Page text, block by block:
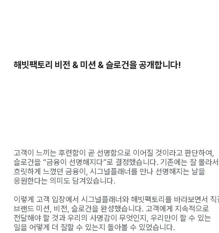
해빗팩토리 비전 & 미션 & 슬로건을 공개합니다!
고객이 느끼는 후련함이 곧 선명함으로 이어질 것이라고 판단하여,
슬로건을 “금융이 선명해지다”로 결정했습니다. 기존에는 잘 몰라서
흐릿하게 느꼈던 금융이, 시그널플래너를 만나 선명해지는 날을
응원한다는 의미도 담겨있습니다.
이렇게 고객 입장에서 시그널플래너와 해빗팩토리를 바라보면서 직
브랜드 미션, 비전, 슬로건을 완성했습니다. 고객에게 지속적으로
전달해야 할 것과 우리의 사명감이 무엇인지, 우리만이 할 수 있는
일을 어떻게 더 잘할 수 있는지 돌아볼 수 있었습니다.